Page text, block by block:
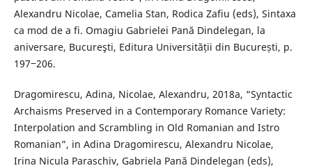
Alexandru Nicolae, Camelia Stan, Rodica Zafiu (eds), Sintaxa
ca mod de a fi. Omagiu Gabrielei Pană Dindelegan, la
aniversare, Bucureşti, Editura Universității din București, p.
197‒206.
Dragomirescu, Adina, Nicolae, Alexandru, 2018a, “Syntactic
Archaisms Preserved in a Contemporary Romance Variety:
Interpolation and Scrambling in Old Romanian and Istro
Romanian”, in Adina Dragomirescu, Alexandru Nicolae,
Irina Nicula Paraschiv, Gabriela Pană Dindelegan (eds),